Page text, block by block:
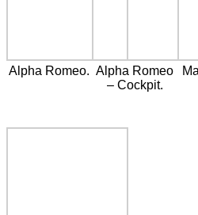
Alpha Romeo. Alpha Romeo
– Cockpit.